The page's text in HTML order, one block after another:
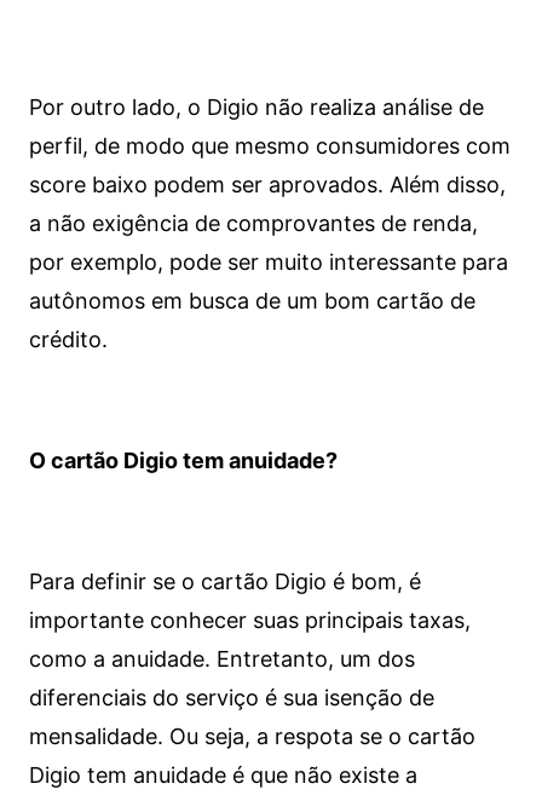
Por outro lado, o Digio não realiza análise de
perfil, de modo que mesmo consumidores com
score baixo podem ser aprovados. Além disso,
a não exigência de comprovantes de renda,
por exemplo, pode ser muito interessante para
autônomos em busca de um bom cartão de
crédito.
O cartão Digio tem anuidade?
Para definir se o cartão Digio é bom, é
importante conhecer suas principais taxas,
como a anuidade. Entretanto, um dos
diferenciais do serviço é sua isenção de
mensalidade. Ou seja, a respota se o cartão
Digio tem anuidade é que não existe a